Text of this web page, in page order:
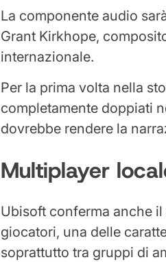
La componente audio
Grant Kirkhope,
internazionale.
Per la prima volta nella
completamente doppiati
dovrebbe rendere la
Multiplayer
Ubisoft conferma anche
giocatori, una delle
soprattutto tra gruppi di